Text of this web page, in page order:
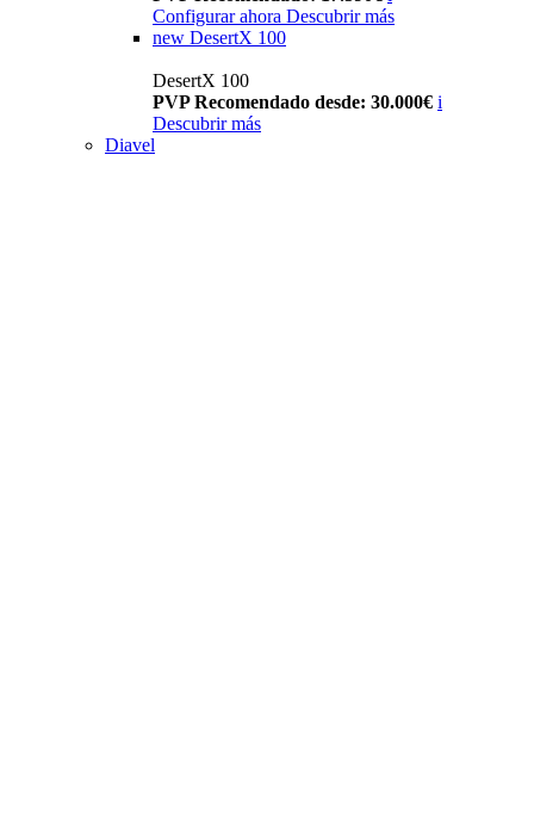
Configurar ahora Descubrir más
new DesertX 100
DesertX 100
PVP Recomendado desde: 30.000€ i
Descubrir más
Diavel